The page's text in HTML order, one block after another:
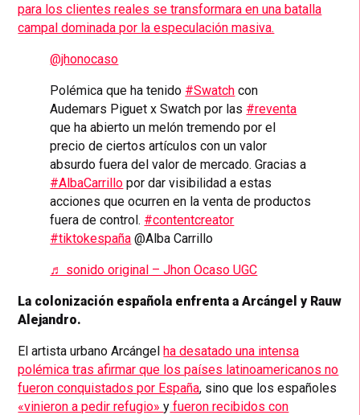
para los clientes reales se transformara en una batalla
campal dominada por la especulación masiva.
@jhonocaso
Polémica que ha tenido #Swatch con
Audemars Piguet x Swatch por las #reventa
que ha abierto un melón tremendo por el
precio de ciertos artículos con un valor
absurdo fuera del valor de mercado. Gracias a
#AlbaCarrillo por dar visibilidad a estas
acciones que ocurren en la venta de productos
fuera de control. #contentcreator
#tiktokespaña @Alba Carrillo
♬ sonido original – Jhon Ocaso UGC
La colonización española enfrenta a Arcángel y Rauw
Alejandro.
El artista urbano Arcángelha desatado una intensa
polémica tras afirmar que los países latinoamericanos no
fueron conquistados por España, sino que los españoles
«vinieron a pedir refugio»y fueron recibidos con